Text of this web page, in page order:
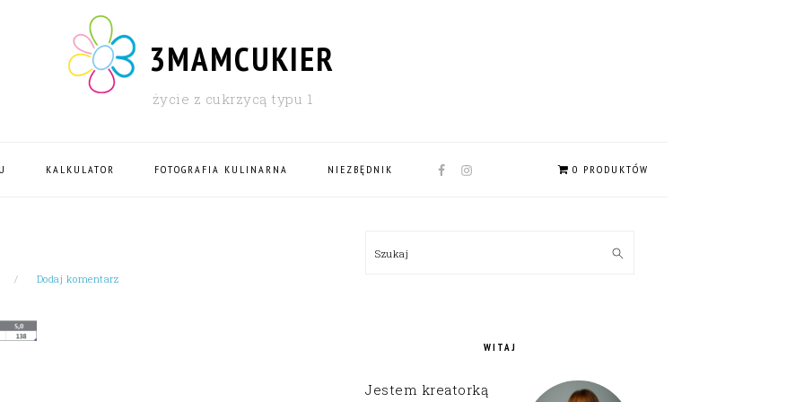
3MAMCUKIER
życie z cukrzycą typu 1
KALKULATOR FOTOGRAFIA KULINARNA NIEZBĘDNIK
NAV
0 PRODUKTÓW
Dodaj komentarz
SIDEBAR
Szukaj
WITAJ
Jestem kreatorką